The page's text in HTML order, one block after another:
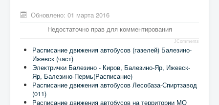
Обновлено: 01 марта 2016
Недостаточно прав для комментирования
JComments
Расписание движения автобусов (газелей) Балезино-
Ижевск (част)
Электрички Балезино - Киров, Балезино-Яр, Ижевск-
Яр, Балезино-Пермь(Расписание)
Расписание движения автобусов Лесобаза-Спиртзавод
(011)
Расписание движения автобусов на территории МО